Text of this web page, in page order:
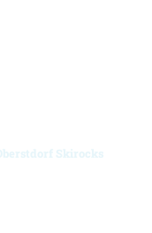
Skirocks